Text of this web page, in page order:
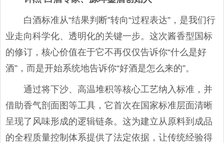
白酒标准从“结果判断”转向“过程表达”，是我们行
业走向科学化、透明化的关键一步。这次酱香型国标
的修订，核心价值在于它不再仅仅告诉你“什么是好
酒”，而是开始系统地告诉你“好酒是怎么来的”。
通过将下沙、高温堆积等核心工艺纳入标准，并
借助香气剖面图等工具，它首次在国家标准层面清晰
呈现了风味形成的逻辑链条。这为建立从原料到成品
的全程质量控制体系提供了法定依据，让传统经验得